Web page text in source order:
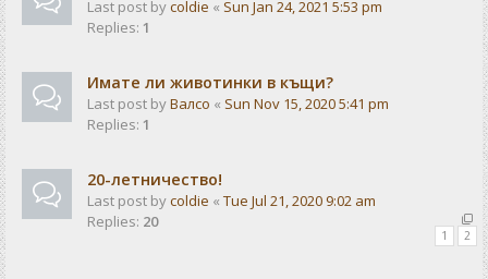
Last post bycoldie « Sun Jan 24, 2021 5:53 pm
Replies: 1
Имате ли животинки в къщи?
Last post byВалсо « Sun Nov 15, 2020 5:41 pm
Replies: 1
20-летничество!
Last post bycoldie « Tue Jul 21, 2020 9:02 am
Replies: 20
1 2